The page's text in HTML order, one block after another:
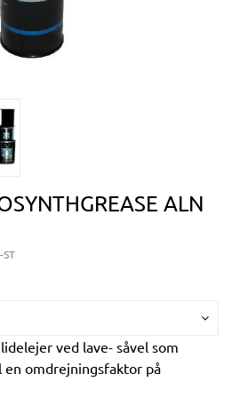
ALN
ved lave- såvel som
omdrejningsfaktor på